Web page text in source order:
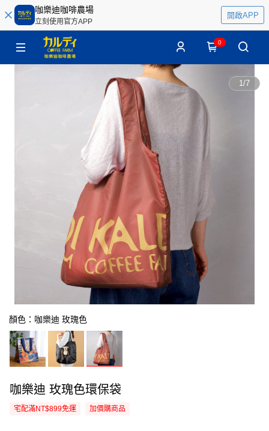
咖樂迪咖啡農場
立刻使用官方APP
開啟APP
0
1/7
顏色：咖樂迪 玫瑰色
咖樂迪 玫瑰色環保袋
宅配滿NT$899免運 加價購商品